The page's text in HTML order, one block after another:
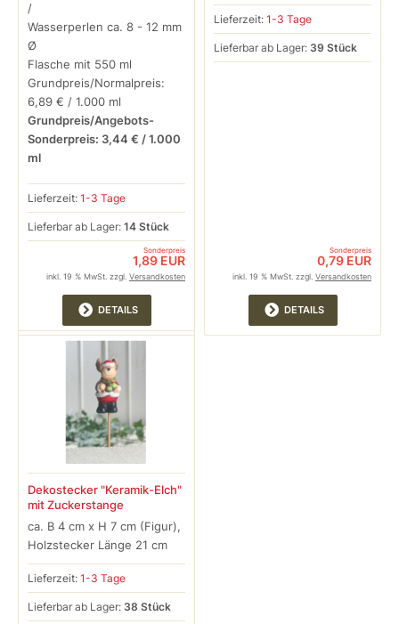
/
Wasserperlen ca. 8 - 12 mm
Ø
Flasche mit 550 ml
Grundpreis/Normalpreis:
6,89 € / 1.000 ml
Grundpreis/Angebots-
Sonderpreis: 3,44 € / 1.000
ml
Lieferzeit: 1-3 Tage
Lieferbar ab Lager: 14 Stück
Sonderpreis
1,89 EUR
inkl. 19 % MwSt. zzgl. Versandkosten
DETAILS
Lieferzeit: 1-3 Tage
Lieferbar ab Lager: 39 Stück
Sonderpreis
0,79 EUR
inkl. 19 % MwSt. zzgl. Versandkosten
DETAILS
Dekostecker "Keramik-Elch"
mit Zuckerstange
ca. B 4 cm x H 7 cm (Figur),
Holzstecker Länge 21 cm
Lieferzeit: 1-3 Tage
Lieferbar ab Lager: 38 Stück